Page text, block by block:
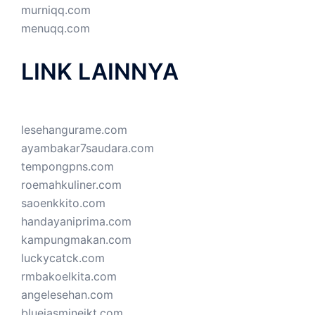
murniqq.com
menuqq.com
LINK LAINNYA
lesehangurame.com
ayambakar7saudara.com
tempongpns.com
roemahkuliner.com
saoenkkito.com
handayaniprima.com
kampungmakan.com
luckycatck.com
rmbakoelkita.com
angelesehan.com